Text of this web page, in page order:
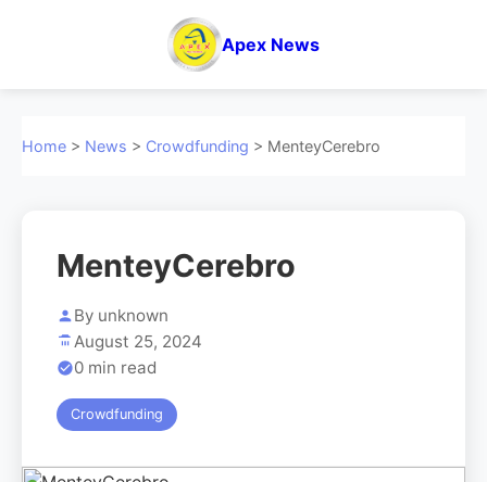
Apex News
Home > News > Crowdfunding > MenteyCerebro
MenteyCerebro
By unknown
August 25, 2024
0 min read
Crowdfunding